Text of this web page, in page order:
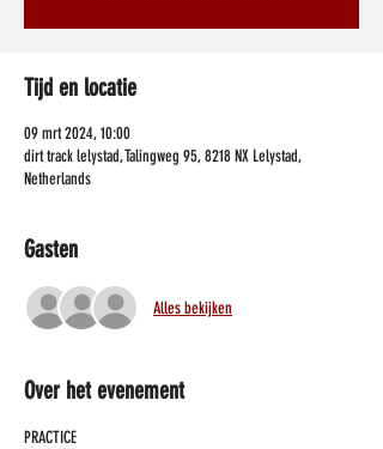
Tijd en locatie
09 mrt 2024, 10:00
dirt track lelystad, Talingweg 95, 8218 NX Lelystad,
Netherlands
Gasten
Alles bekijken
Over het evenement
PRACTICE